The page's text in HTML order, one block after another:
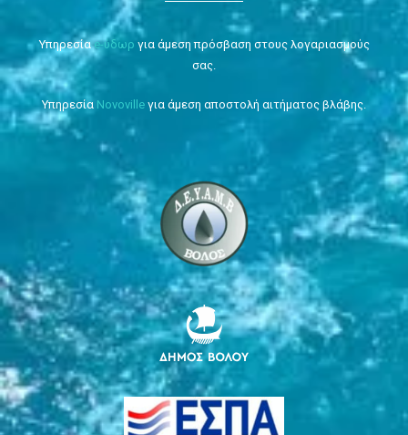
Υπηρεσίαe-ύδωρ για άμεση πρόσβαση στους λογαριασμούς
σας.
Υπηρεσία Novoville για άμεση αποστολή αιτήματος βλάβης.